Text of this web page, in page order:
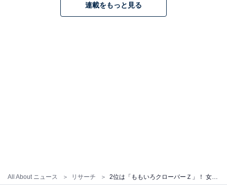
All About ニュース リサーチ 2位は「ももいろクローバーＺ」！ 女性音楽グループの人気ランキング、1位は？
連載をもっと見る